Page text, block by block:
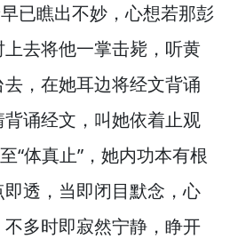
已瞧出不妙，心想若那彭
上去将他一掌击毙， 听黄
， 在她耳边将经文背诵
诵经文， 叫她依着止观
“体真止”， 她内功本有根
透， 当即闭目默念，心
不多时即寂然宁静， 睁开